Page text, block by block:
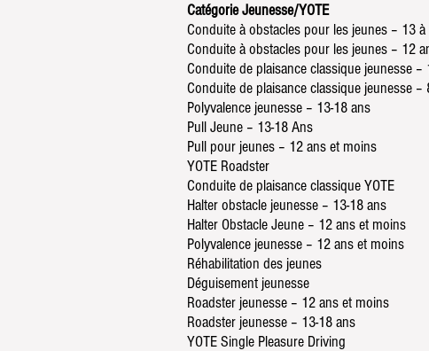
Catégorie Jeunesse/YOTE
Conduite à obstacles pour les jeunes – 13
Conduite à obstacles pour les jeunes – 12
Conduite de plaisance classique jeunesse –
Conduite de plaisance classique jeunesse –
Polyvalence jeunesse – 13-18 ans
Pull Jeune – 13-18 Ans
Pull pour jeunes – 12 ans et moins
YOTE Roadster
Conduite de plaisance classique YOTE
Halter obstacle jeunesse – 13-18 ans
Halter Obstacle Jeune – 12 ans et moins
Polyvalence jeunesse – 12 ans et moins
Réhabilitation des jeunes
Déguisement jeunesse
Roadster jeunesse – 12 ans et moins
Roadster jeunesse – 13-18 ans
YOTE Single Pleasure Driving